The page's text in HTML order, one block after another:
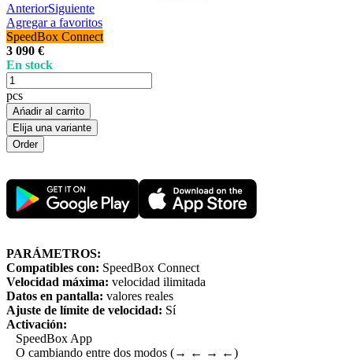
AnteriorSiguiente
Agregar a favoritos
SpeedBox Connect
3 090 €
En stock
pcs
Ańadir al carrito
Elija una variante
PARÁMETROS:
Compatibles con: SpeedBox Connect
Velocidad máxima: velocidad ilimitada
Datos en pantalla: valores reales
Ajuste de límite de velocidad: Sí
Activación:
SpeedBox App
O cambiando entre dos modos (→ ← → ←)